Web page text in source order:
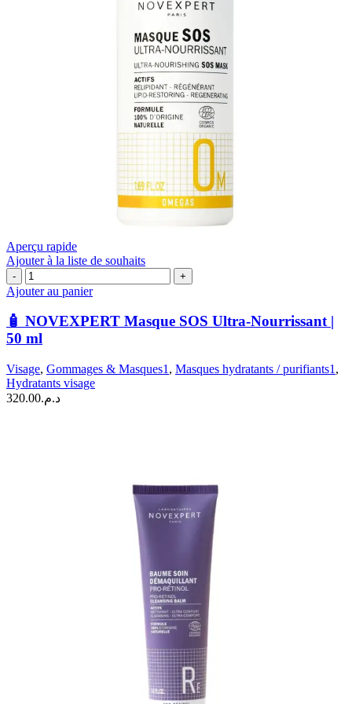
Aperçu rapide
Ajouter à la liste de souhaits
quantité
de
NOVEXPERT
Masque
SOS
Nourrissant
|
50
Ajouter au panier
🧴 NOVEXPERT Masque SOS Ultra-Nourrissant |
50 ml
Visage, Gommages & Masques1 , Masques hydratants / purifiants1 ,
Hydratants visage
د.م.320.00